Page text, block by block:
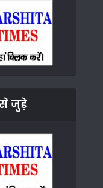
जुड़े